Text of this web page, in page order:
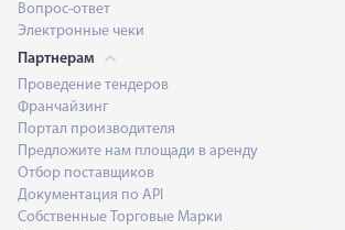
Вопрос-ответ
Электронные чеки
Партнерам
Проведение тендеров
Франчайзинг
Портал производителя
Предложите нам площади в аренду
Отбор поставщиков
Документация по API
Собственные Торговые Марки